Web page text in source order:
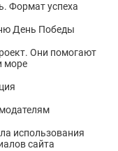
Формат успеха
День Победы
Они помогают
море
использования
сайта